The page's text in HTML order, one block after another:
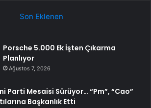
Son Eklenen
Porsche 5.000 Ek İşten Çıkarma
Planlıyor
Ağustos 7, 2026
Parti Mesaisi Sürüyor… “Pm”, “Cao”
Başkanlık Etti